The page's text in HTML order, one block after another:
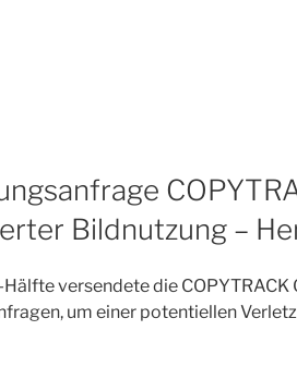
Bildnutzung –
Hälfte versendete die
um einer potentiellen